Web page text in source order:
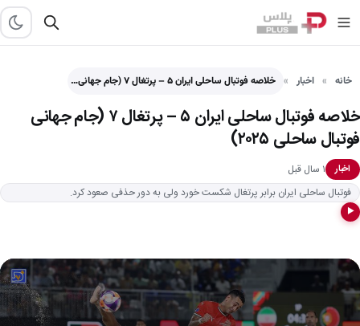
خانه اخبار خلاصه فوتبال ساحلی ایران ۵ – پرتغال ۷ (جام جهانی…
خلاصه فوتبال ساحلی ایران ۵ – پرتغال ۷ (جام جهانی
فوتبال ساحلی ۲۰۲۵)
اخبار
۱ سال قبل
فوتبال ساحلی ایران برابر پرتغال شکست خورد ولی به دور حذفی صعود کرد.
▶